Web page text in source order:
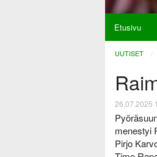
Etusivu
UUTISET
26.07.2025
menestyi
Pirjo